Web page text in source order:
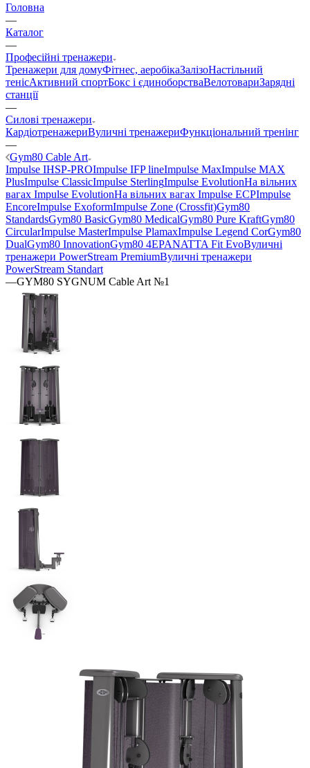
Головна
—
Каталог
—
Професійні тренажери
Тренажери для домуФітнес, аеробікаЗалізоНастільний
тенісАктивний спортБокс і єдиноборстваВелотовариЗарядні
станції
—
Силові тренажери
КардіотренажериВуличні тренажериФункціональний тренінг
—
Gym80 Cable Art
Impulse IHSP-PROImpulse IFP lineImpulse MaxImpulse MAX
PlusImpulse ClassicImpulse SterlingImpulse EvolutionНа вільних
вагах Impulse EvolutionНа вільних вагах Impulse ECPImpulse
EncoreImpulse ExoformImpulse Zone (Crossfit)Gym80
StandardsGym80 BasicGym80 MedicalGym80 Pure KraftGym80
CircularImpulse MasterImpulse PlamaxImpulse Legend CorGym80
DualGym80 InnovationGym80 4EPANATTA Fit EvoВуличні
тренажери PowerStream PremiumВуличні тренажери
PowerStream Standart
—GYM80 SYGNUM Cable Art №1